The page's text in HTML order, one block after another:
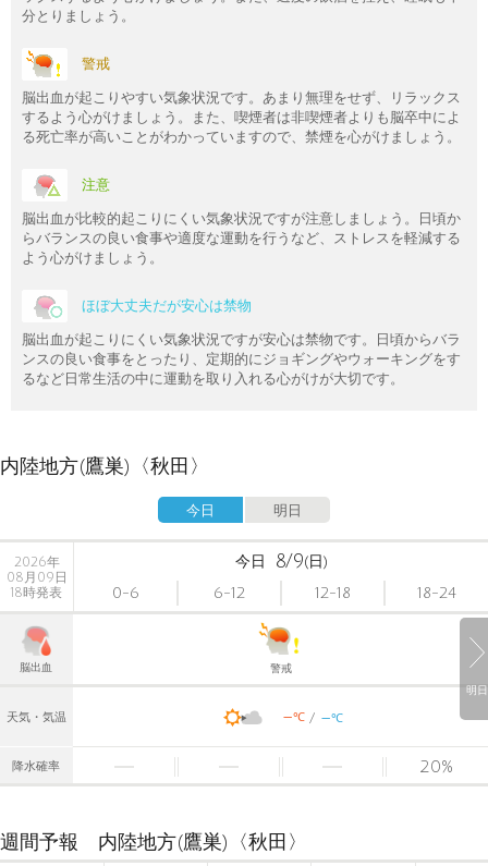
分とりましょう。
警戒
脳出血が起こりやすい気象状況です。あまり無理をせず、リラックス
するよう心がけましょう。また、喫煙者は非喫煙者よりも脳卒中によ
る死亡率が高いことがわかっていますので、禁煙を心がけましょう。
注意
脳出血が比較的起こりにくい気象状況ですが注意しましょう。日頃か
らバランスの良い食事や適度な運動を行うなど、ストレスを軽減する
よう心がけましょう。
ほぼ大丈夫だが安心は禁物
脳出血が起こりにくい気象状況ですが安心は禁物です。日頃からバラ
ンスの良い食事をとったり、定期的にジョギングやウォーキングをす
るなど日常生活の中に運動を取り入れる心がけが大切です。
内陸地方(鷹巣)〈秋田〉
今日 明日
明日
2026年
08月09日
18時発表
今日 8/9(日)
0-6
6-12 12-18 18-24
脳出血 警戒
天気・気温 -℃ -℃
降水確率 20%
週間予報 内陸地方(鷹巣)〈秋田〉